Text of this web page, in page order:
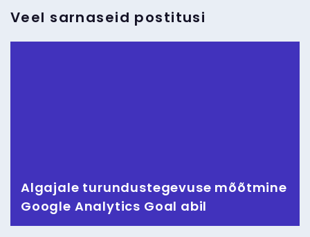
Veel sarnaseid postitusi
Algajale turundustegevuse mõõtmine
Google Analytics Goal abil